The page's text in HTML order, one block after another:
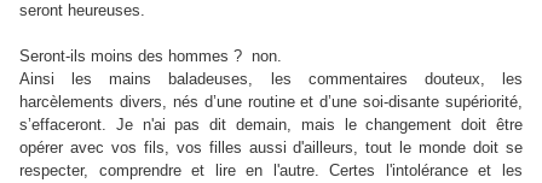
seront heureuses.
Seront-ils moins des hommes ? non.
Ainsi les mains baladeuses, les commentaires douteux, les
harcèlements divers, nés d’une routine et d’une soi-disante supériorité,
s’effaceront. Je n'ai pas dit demain, mais le changement doit être
opérer avec vos fils, vos filles aussi d'ailleurs, tout le monde doit se
respecter, comprendre et lire en l'autre. Certes l'intolérance et les